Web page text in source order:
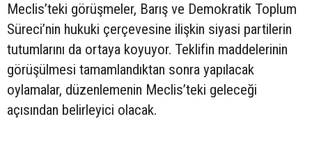
Meclis’teki görüşmeler, Barış ve Demokratik Toplum
Süreci’nin hukuki çerçevesine ilişkin siyasi partilerin
tutumlarını da ortaya koyuyor. Teklifin maddelerinin
görüşülmesi tamamlandıktan sonra yapılacak
oylamalar, düzenlemenin Meclis’teki geleceği
açısından belirleyici olacak.